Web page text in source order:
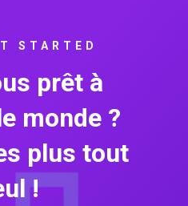
STARTED
prêt à
monde ?
plus tout
!